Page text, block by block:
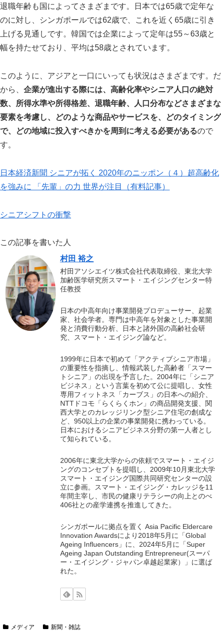
退職年齢も国によってさまざまです。日本では65歳で定年な
のに対し、シンガポールでは62歳で、これを近く 65歳に引き
上げる見通しです。韓国では企業によって定年は55～63歳と
幅を持たせており、平均は58歳とされています。
このように、アジアと一口にいっても状況はさまざまです。だ
から、 企業が進出する際には、高齢化率やシニア人口の絶対
数、所得水準や所得格差、退職年齢、人口分布などさまざまな
要素を考慮し、どのような商品やサービスを、どのタイミング
で、どの地域に投入すべきかを周到に考える必要があるので
す。
日本経済新聞 シニアが拓く 2020年のニッポン（４）超高齢化
を強みに 「先輩」の力 世界が注目（有料記事）
シニアシフトの衝撃
この記事を書いた人
村田 裕之
村田アソシエイツ株式会社代表取締役、東北大学
加齢医学研究所スマート・エイジングセンター特
任教授
日本の中高年向け事業開発プロデューサー、起業
家、社会学者。専門は中高年を対象とした事業開
発と消費行動分析、日本と諸外国の高齢社会研
究、スマート・エイジング論など。
1999年に日本で初めて「アクティブシニア市場」
の重要性を指摘し、情報武装した高齢者「スマー
トシニア」の出現を予言した。2004年に「シニア
ビジネス」という言葉を初めて公に提唱し、女性
専用フィットネス「カーブス」の日本への紹介、
NTTドコモ「らくらくホン」の商品開発支援、関
西大学とのカレッジリンク型シニア住宅の創成な
ど、950以上の企業の事業開発に携わっている。
日本におけるシニアビジネス分野の第一人者とし
て知られている。
2006年に東北大学からの依頼でスマート・エイジ
ングのコンセプトを提唱し、2009年10月東北大学
スマート・エイジング国際共同研究センターの設
立に参画。スマート・エイジング・カレッジを11
年間主宰し、市民の健康リテラシーの向上とのべ
406社との産学連携を推進してきた。
シンガポールに拠点を置く Asia Pacific Eldercare
Innovation Awardsにより2018年5月に「Global
Ageing Influencers」に、2024年5月に「Super
Ageing Japan Outstanding Entrepreneur(スーパ
ー・エイジング・ジャパン卓越起業家）」に選ば
れた。
メディア 新聞・雑誌